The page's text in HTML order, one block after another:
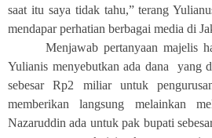
saat itu saya tidak tahu,” terang
mendapar perhatian berbagai media di
Menjawab pertanyaan majelis
Yulianis menyebutkan ada dana yang
sebesar Rp2 miliar untuk
memberikan langsung melainkan
Nazaruddin ada untuk pak bupati